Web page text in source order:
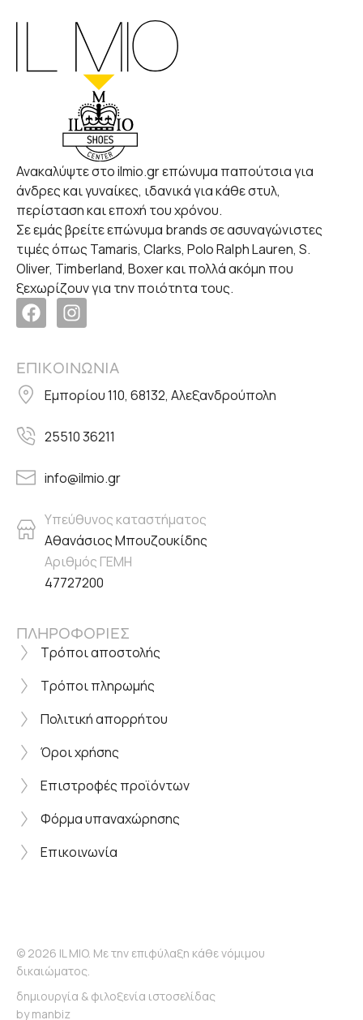
Ανακαλύψτε στο ilmio.gr επώνυμα παπούτσια για
άνδρες και γυναίκες, ιδανικά για κάθε στυλ,
περίσταση και εποχή του χρόνου.
Σε εμάς βρείτε επώνυμα brands σε ασυναγώνιστες
τιμές όπως Tamaris, Clarks, Polo Ralph Lauren, S.
Oliver, Timberland, Boxer και πολλά ακόμη που
ξεχωρίζουν για την ποιότητα τους.
ΕΠΙΚΟΙΝΩΝΙΑ
Εμπορίου 110, 68132, Αλεξανδρούπολη
25510 36211
info@ilmio.gr
Υπεύθυνος καταστήματος
Αθανάσιος Μπουζουκίδης
Αριθμός ΓΕΜΗ
47727200
ΠΛΗΡΟΦΟΡΙΕΣ
Τρόποι αποστολής
Τρόποι πληρωμής
Πολιτική απορρήτου
Όροι χρήσης
Επιστροφές προϊόντων
Φόρμα υπαναχώρησης
Επικοινωνία
© 2026 IL MIO. Με την επιφύλαξη κάθε νόμιμου
δικαιώματος.
δημιουργία & φιλοξενία ιστοσελίδας
bymanbiz